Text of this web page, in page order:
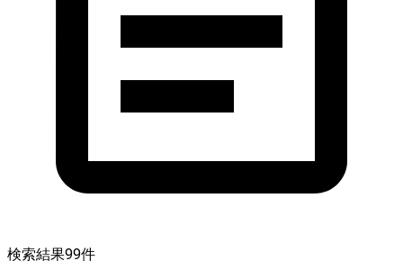
検索結果99件